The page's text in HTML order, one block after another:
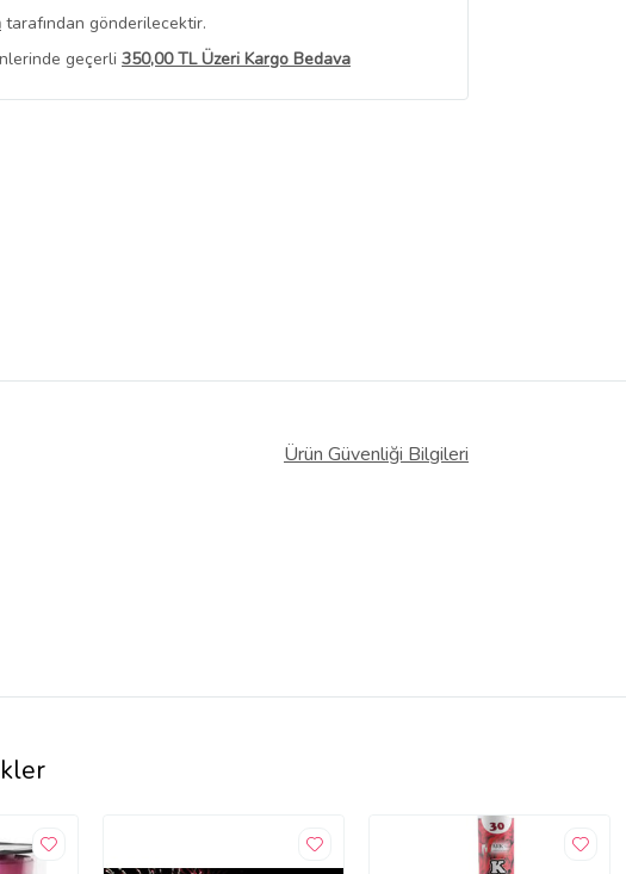
tarafından gönderilecektir.
geçerli 350,00 TL Üzeri Kargo Bedava
Ürünlerini Görüntüle
Ürün Güvenliği Bilgileri